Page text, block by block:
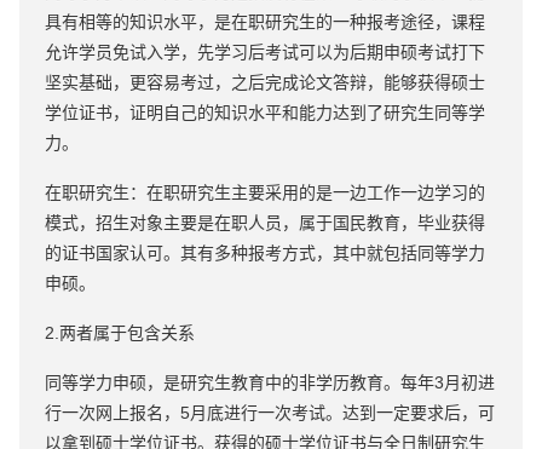
具有相等的知识水平，是在职研究生的一种报考途径，课程
允许学员免试入学，先学习后考试可以为后期申硕考试打下
坚实基础，更容易考过，之后完成论文答辩，能够获得硕士
学位证书，证明自己的知识水平和能力达到了研究生同等学
力。
在职研究生：在职研究生主要采用的是一边工作一边学习的
模式，招生对象主要是在职人员，属于国民教育，毕业获得
的证书国家认可。其有多种报考方式，其中就包括同等学力
申硕。
2.两者属于包含关系
同等学力申硕，是研究生教育中的非学历教育。每年3月初进
行一次网上报名，5月底进行一次考试。达到一定要求后，可
以拿到硕士学位证书。获得的硕士学位证书与全日制研究生